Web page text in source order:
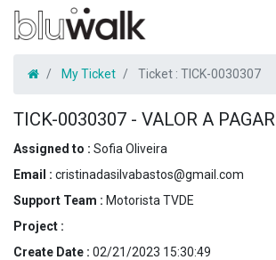
My Ticket Ticket : TICK-0030307
TICK-0030307 - VALOR A PAGAR
Assigned to : Sofia Oliveira
Email : cristinadasilvabastos@gmail.com
Support Team : Motorista TVDE
Project :
Create Date : 02/21/2023 15:30:49